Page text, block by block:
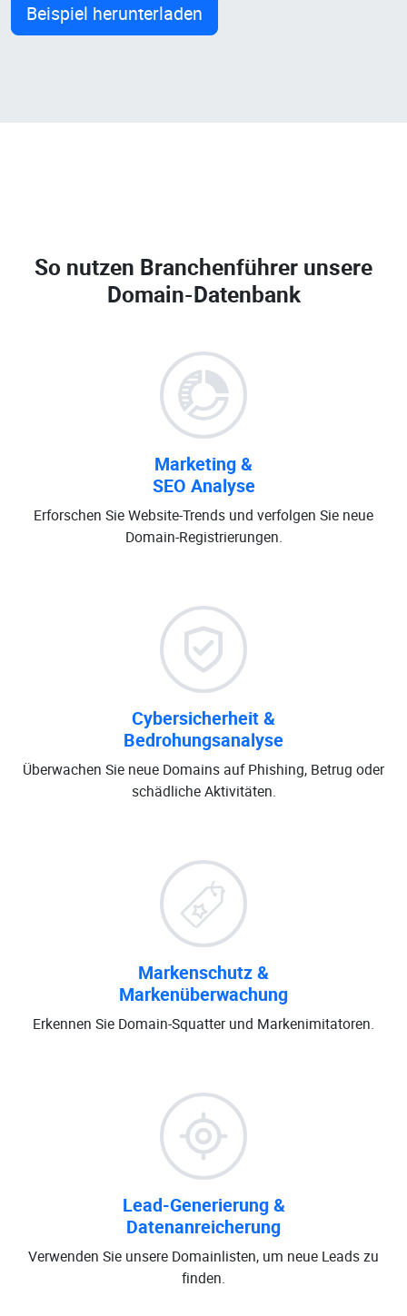
Beispiel herunterladen
So nutzen Branchenführer unsere
Domain-Datenbank
Marketing &
SEO Analyse
Erforschen Sie Website-Trends und verfolgen Sie neue
Domain-Registrierungen.
Cybersicherheit &
Bedrohungsanalyse
Überwachen Sie neue Domains auf Phishing, Betrug oder
schädliche Aktivitäten.
Markenschutz &
Markenüberwachung
Erkennen Sie Domain-Squatter und Markenimitatoren.
Lead-Generierung &
Datenanreicherung
Verwenden Sie unsere Domainlisten, um neue Leads zu
finden.